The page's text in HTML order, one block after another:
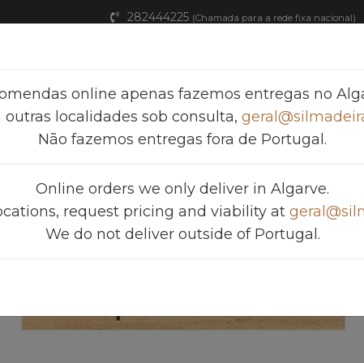
282444225 (Chamada para a rede fixa nacional)
Home Produtos FAQ Catálogos
OIL 3381 - WALNUT - 0.75
online apenas fazemos entregas no
outras localidades sob consulta,
Não fazemos entregas fora de Portugal.
Online orders we only deliver in Algarve.
request pricing and viability at
We do not deliver outside of Portugal.